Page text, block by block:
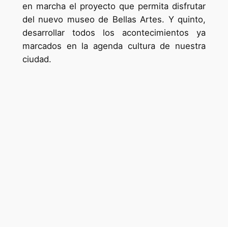
en marcha el proyecto que permita disfrutar
del nuevo museo de Bellas Artes. Y quinto,
desarrollar todos los acontecimientos ya
marcados en la agenda cultura de nuestra
ciudad.